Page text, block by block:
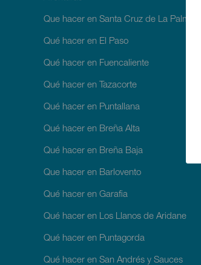
Que hacer en Santa Cruz de La Palma
Qué hacer en El Paso
Qué hacer en Fuencaliente
Qué hacer en Tazacorte
Qué hacer en Puntallana
Qué hacer en Breña Alta
Qué hacer en Breña Baja
Que hacer en Barlovento
Qué hacer en Garafia
Qué hacer en Los Llanos de Aridane
Qué hacer en Puntagorda
Qué hacer en San Andrés y Sauces